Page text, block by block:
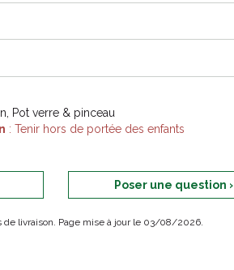
Pot verre & pinceau
: Tenir hors de portée des enfants
Poser une question ›
de livraison. Page mise à jour le 03/08/2026.